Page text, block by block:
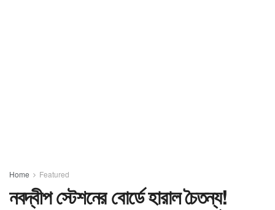
Home Featured
নবদ্বীপ স্টেশনের বোর্ডে হারাল চৈতন্য!